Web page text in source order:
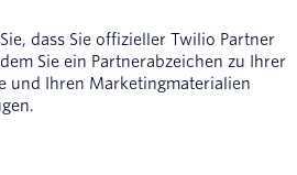
dass Sie offizieller Twilio Partner
Sie ein Partnerabzeichen zu Ihrer
und Ihren Marketingmaterialien